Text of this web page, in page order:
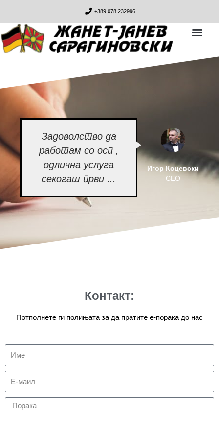
+389 078 232996
Задоволство да
работам со осп ,
одлична услуга
секогаш први ...
Игор Коцевски
CEO
Контакт:
Потполнете ги полињата за да пратите е-порака до нас